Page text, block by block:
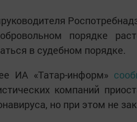
порядке
в судебном порядке.
ИА «Татар-информ»
компаний
но при этом не